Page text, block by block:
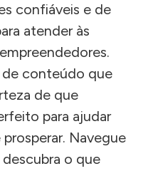
confiáveis e de
atender às
conteúdo que
de que
para ajudar
Navegue
o que